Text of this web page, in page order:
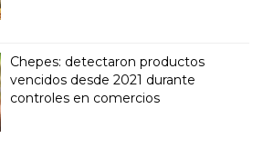
Chepes: detectaron productos
vencidos desde 2021 durante
controles en comercios